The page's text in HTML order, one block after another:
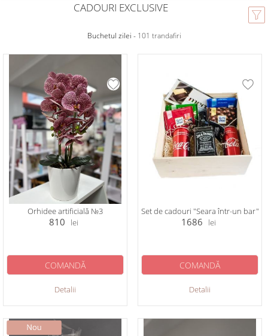
CADOURI EXCLUSIVE
Buchetul zilei - 101 trandafiri
Orhidee artificială №3
810 lei
Detalii
COMANDĂ
Set de cadouri "Seara într-un bar"
1686 lei
Detalii
COMANDĂ